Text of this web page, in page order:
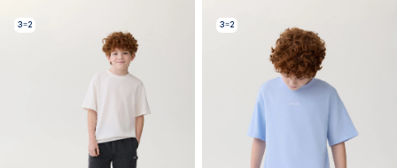
3=2 3=2